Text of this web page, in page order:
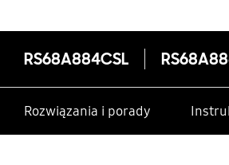
RS68A884CSL
Rozwiązania i porady